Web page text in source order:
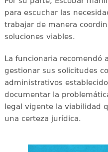
para escuchar las
trabajar de manera
soluciones viables.
La funcionaria recomendó
gestionar sus solicitudes
administrativos
documentar la
legal vigente la viabilidad
una certeza jurídica.